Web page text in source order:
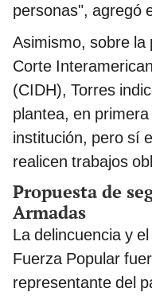
personas", agregó
Asimismo, sobre la
Corte
(CIDH), Torres
plantea, en
institución, pero sí
realicen trabajos
Propuesta de
Armadas
La delincuencia y
Fuerza Popular
representante del